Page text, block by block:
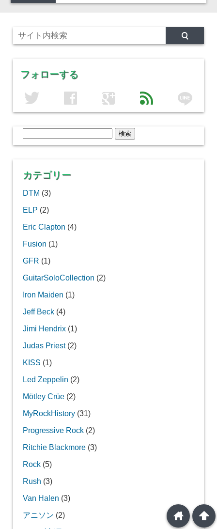
フォローする
twitter facebook google feed line
索:
カテゴリー
DTM (3)
ELP (2)
Eric Clapton (4)
Fusion (1)
GFR (1)
GuitarSoloCollection (2)
Iron Maiden (1)
Jeff Beck(4)
Jimi Hendrix(1)
Judas Priest(2)
KISS (1)
Led Zeppelin (2)
Mötley Crüe(2)
MyRockHistory(31)
Progressive Rock(2)
Ritchie Blackmore(3)
Rock(5)
Rush (3)
Van Halen (3)
アニソン (2)
arrowup
home